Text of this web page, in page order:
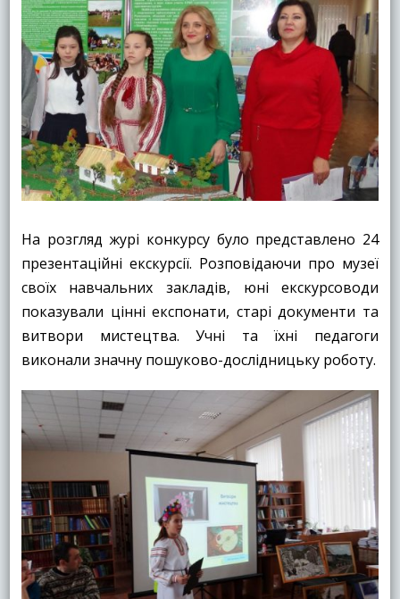
На розгляд журі конкурсу було представлено 24
презентаційні екскурсії. Розповідаючи про музеї
своїх навчальних закладів, юні екскурсоводи
показували цінні експонати, старі документи та
витвори мистецтва. Учні та їхні педагоги
виконали значну пошуково-дослідницьку роботу.